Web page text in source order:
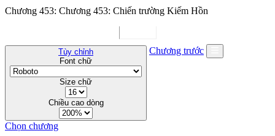
Chương 453: Chương 453: Chiến trường Kiếm Hồn
Tùy chỉnh
Font chữ
Size chữ
Chiều cao dòng
Chương trước
Chọn chương